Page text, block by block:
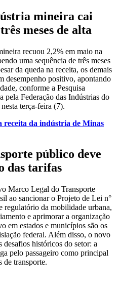
mineira cai
meses de alta
recuou 2,2% em maio na
uma sequência de três meses
da queda na receita, os demais
desempenho positivo, apontando
conforme a Pesquisa
Federação das Indústrias do
terça-feira (7).
receita da indústria de Minas
público deve
das tarifas
Marco Legal do Transporte
ao sancionar o Projeto de Lei n°
regulatório da mobilidade urbana,
e aprimorar a organização
em estados e municípios são os
federal. Além disso, o novo
históricos do setor: a
pelo passageiro como principal
de transporte.